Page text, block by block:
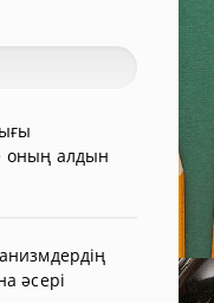
оның алдын
әсері